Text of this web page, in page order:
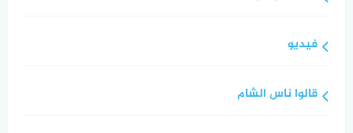
فيديو
قالوا ناس الشام